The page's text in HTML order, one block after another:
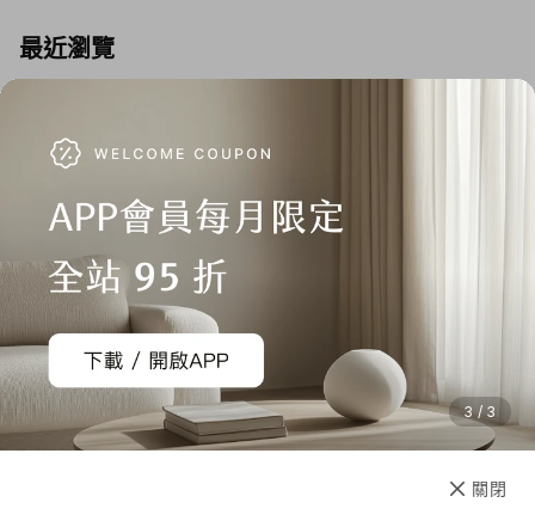
最近瀏覽
Swiss Style
DUO雙開系列 29吋-上掀前開/
對開 日本煞車行李箱 (多色可選)
NT$ 8,550
NT$ 19,800
直接購買
3 / 3
關閉